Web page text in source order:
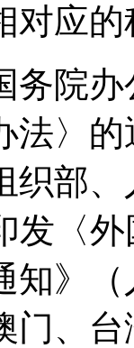
对应
务院
法〉
织部
发〈
知》
门、